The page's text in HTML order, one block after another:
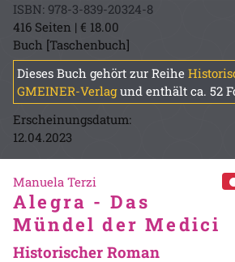
ISBN: 978-3-839-20324-8
416 Seiten | € 18.00
Buch [Taschenbuch]
Dieses Buch gehört zur Reihe
GMEINER-Verlagund enthält ca. 52
Erscheinungsdatum:
12.04.2023
Manuela Terzi
Alegra - Das
Mündel der Medici
Historischer Roman